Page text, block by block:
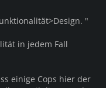
"
in jedem Fall
einige Cops hier der